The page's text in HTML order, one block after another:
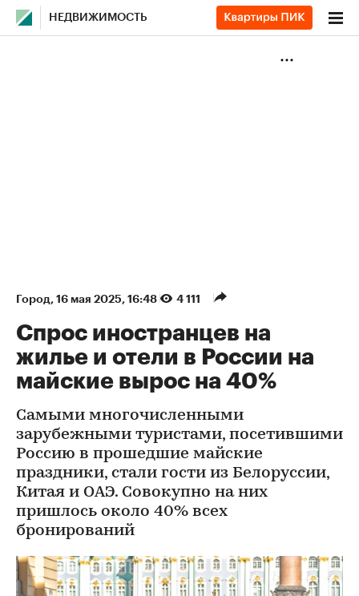
НЕДВИЖИМОСТЬ
Город⁠, 16 мая 2025, 16:48 4 111
Спрос иностранцев на
жилье и отели в России на
майские вырос на 40%
Самыми многочисленными
зарубежными туристами, посетившими
Россию в прошедшие майские
праздники, стали гости из Белоруссии,
Китая и ОАЭ. Совокупно на них
пришлось около 40% всех
бронирований